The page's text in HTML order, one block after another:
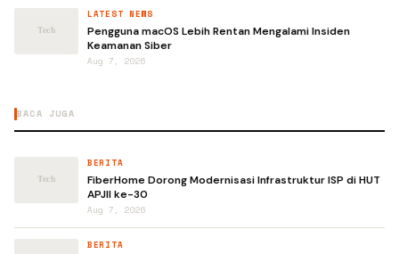
LATEST NEWS
Pengguna macOS Lebih Rentan Mengalami Insiden
Keamanan Siber
Aug 7, 2026
BACA JUGA
BERITA
FiberHome Dorong Modernisasi Infrastruktur ISP di HUT
APJII ke-30
Aug 7, 2026
BERITA